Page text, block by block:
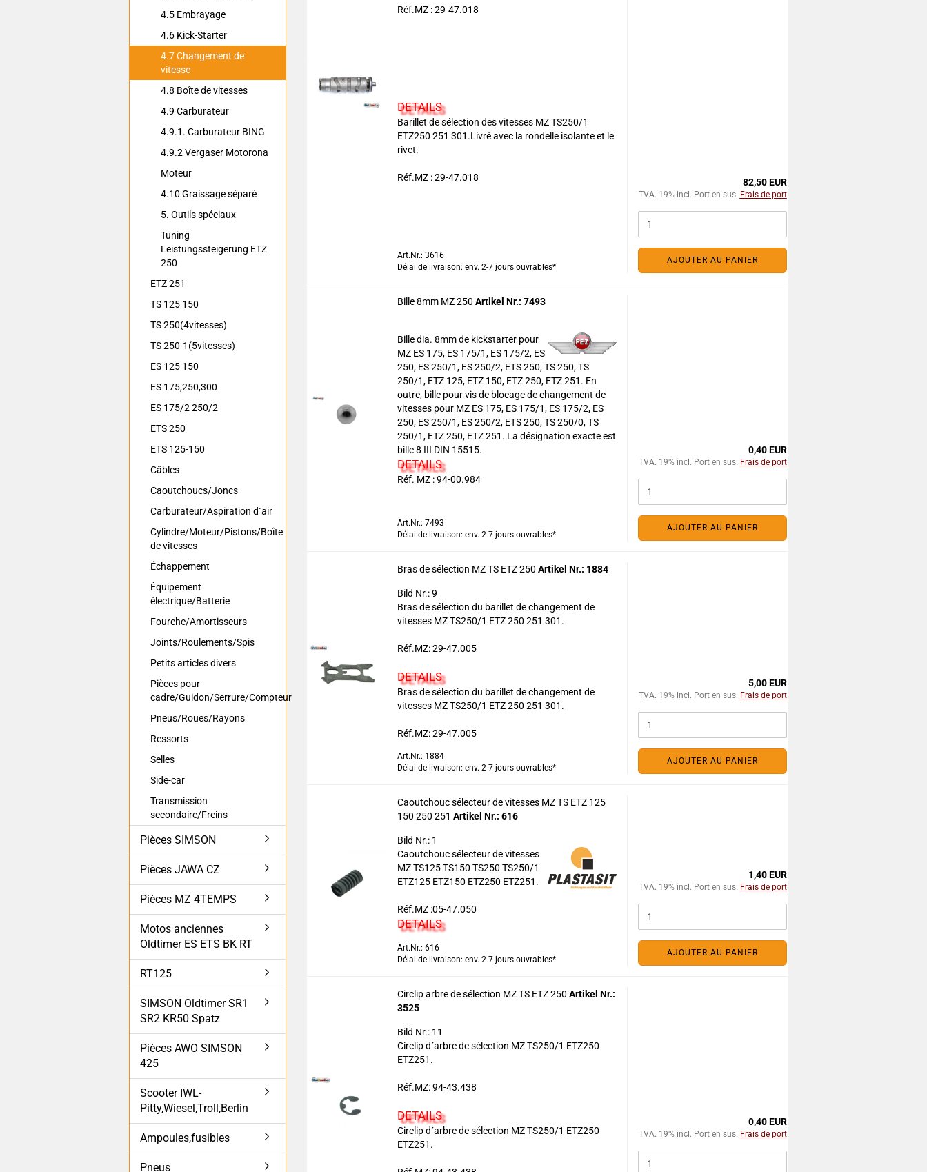
Réf.MZ : 29-47.018
DETAILS
Barillet de sélection des vitesses MZ TS250/1
ETZ250 251 301.Livré avec la rondelle isolante et le
rivet.
Réf.MZ : 29-47.018
Art.Nr.: 3616
Délai de livraison: env. 2-7 jours ouvrables*
82,50 EUR
TVA. 19% incl. Port en sus. Frais de port
AJOUTER AU PANIER
Bille 8mm MZ 250 Artikel Nr.: 7493
Bille dia. 8mm de kickstarter pour
MZ ES 175, ES 175/1, ES 175/2, ES
250, ES 250/1, ES 250/2, ETS 250, TS 250, TS
250/1, ETZ 125, ETZ 150, ETZ 250, ETZ 251. En
outre, bille pour vis de blocage de changement de
vitesses pour MZ ES 175, ES 175/1, ES 175/2, ES
250, ES 250/1, ES 250/2, ETS 250, TS 250/0, TS
250/1, ETZ 250, ETZ 251. La désignation exacte est
bille 8 III DIN 15515.
DETAILS
Réf. MZ : 94-00.984
Art.Nr.: 7493
Délai de livraison: env. 2-7 jours ouvrables*
0,40 EUR
TVA. 19% incl. Port en sus. Frais de port
AJOUTER AU PANIER
Bras de sélection MZ TS ETZ 250 Artikel Nr.: 1884
Bild Nr.: 9
Bras de sélection du barillet de changement de
vitesses MZ TS250/1 ETZ 250 251 301.
Réf.MZ: 29-47.005
DETAILS
Bras de sélection du barillet de changement de
vitesses MZ TS250/1 ETZ 250 251 301.
Réf.MZ: 29-47.005
Art.Nr.: 1884
Délai de livraison: env. 2-7 jours ouvrables*
5,00 EUR
TVA. 19% incl. Port en sus. Frais de port
AJOUTER AU PANIER
Caoutchouc sélecteur de vitesses MZ TS ETZ 125
150 250 251 Artikel Nr.: 616
Bild Nr.: 1
Caoutchouc sélecteur de vitesses
MZ TS125 TS150 TS250 TS250/1
ETZ125 ETZ150 ETZ250 ETZ251.
Réf.MZ :05-47.050
DETAILS
Art.Nr.: 616
Délai de livraison: env. 2-7 jours ouvrables*
1,40 EUR
TVA. 19% incl. Port en sus. Frais de port
AJOUTER AU PANIER
Circlip arbre de sélection MZ TS ETZ 250 Artikel Nr.:
3525
Bild Nr.: 11
Circlip d´arbre de sélection MZ TS250/1 ETZ250
ETZ251.
Réf.MZ: 94-43.438
DETAILS
Circlip d´arbre de sélection MZ TS250/1 ETZ250
ETZ251.
0,40 EUR
TVA. 19% incl. Port en sus. Frais de port
4.5 Embrayage
4.6 Kick-Starter
4.7 Changement de
vitesse
4.8 Boîte de vitesses
4.9 Carburateur
4.9.1. Carburateur BING
4.9.2 Vergaser Motorona
Moteur
4.10 Graissage séparé
5. Outils spéciaux
Tuning
Leistungssteigerung ETZ
250
ETZ 251
TS 125 150
TS 250(4vitesses)
TS 250-1(5vitesses)
ES 125 150
ES 175,250,300
ES 175/2 250/2
ETS 250
ETS 125-150
Câbles
Caoutchoucs/Joncs
Carburateur/Aspiration d´air
Cylindre/Moteur/Pistons/Boîte
de vitesses
Échappement
Équipement
électrique/Batterie
Fourche/Amortisseurs
Joints/Roulements/Spis
Petits articles divers
Pièces pour
cadre/Guidon/Serrure/Compteur
Pneus/Roues/Rayons
Ressorts
Selles
Side-car
Transmission
secondaire/Freins
Pièces SIMSON
Pièces JAWA CZ
Pièces MZ 4TEMPS
Motos anciennes
Oldtimer ES ETS BK RT
RT125
SIMSON Oldtimer SR1
SR2 KR50 Spatz
Pièces AWO SIMSON
425
Scooter IWL-
Pitty,Wiesel,Troll,Berlin
Ampoules,fusibles
Pneus